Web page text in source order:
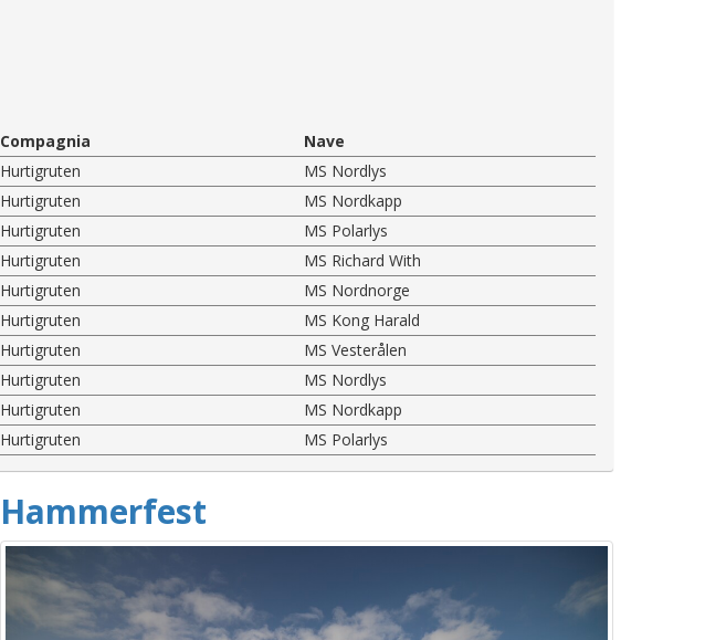
Compagnia
Nave
Hurtigruten
MS Nordlys
Hurtigruten
MS Nordkapp
Hurtigruten
MS Polarlys
Hurtigruten
MS Richard With
Hurtigruten
MS Nordnorge
Hurtigruten
MS Kong Harald
Hurtigruten
MS Vesterålen
Hurtigruten
MS Nordlys
Hurtigruten
MS Nordkapp
Hurtigruten MS Polarlys
Hammerfest